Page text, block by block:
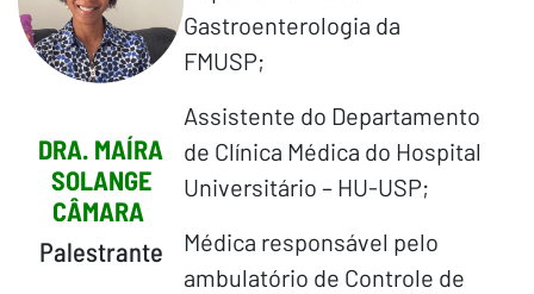
DRA. MAÍRA
SOLANGE
CÂMARA
Palestrante
Gastroenterologia da
FMUSP;
Assistente do Departamento
de Clínica Médica do Hospital
Universitário – HU-USP;
Médica responsável pelo
ambulatório de Controle de